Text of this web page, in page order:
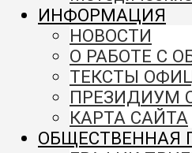
ИНФОРМАЦИЯ
НОВОСТИ
О РАБОТЕ С
ТЕКСТЫ
ПРЕЗИДИУМ
КАРТА САЙТА
ОБЩЕСТВЕННАЯ